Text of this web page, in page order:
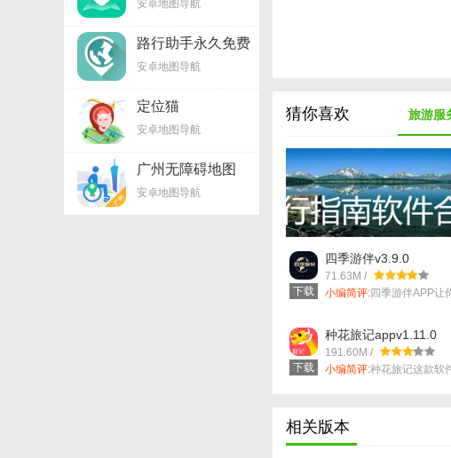
安卓地图导航
路行助手永久免费
版v8.17.8
安卓地图导航
定位猫
2021v1.15.1
安卓地图导航
广州无障碍地图
appv2.7.0.1
安卓地图导航
【马腿旅行APP亮点】
2. 实时更新：提供最新的旅
猜你喜欢 旅游服
下载
四季游伴v3.9.0
71.63M /
小编简评:四季游伴APP让
下载
种花旅记appv1.11.0
191.60M /
小编简评:种花旅记这款软
相关版本